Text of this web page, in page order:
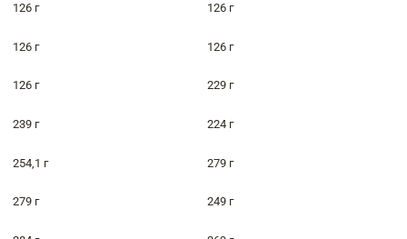
126 г 126 г
126 г 126 г
126 г 229 г
239 г 224 г
254,1 г 279 г
279 г 249 г